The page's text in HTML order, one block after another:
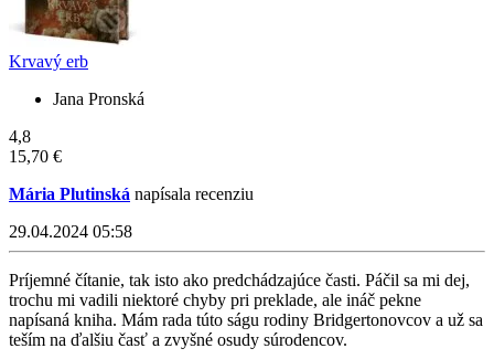
Krvavý erb
Jana Pronská
4,8
15,70 €
Mária Plutinská napísala recenziu
29.04.2024 05:58
Príjemné čítanie, tak isto ako predchádzajúce časti. Páčil sa mi dej,
trochu mi vadili niektoré chyby pri preklade, ale ináč pekne
napísaná kniha. Mám rada túto ságu rodiny Bridgertonovcov a už sa
teším na ďalšiu časť a zvyšné osudy súrodencov.